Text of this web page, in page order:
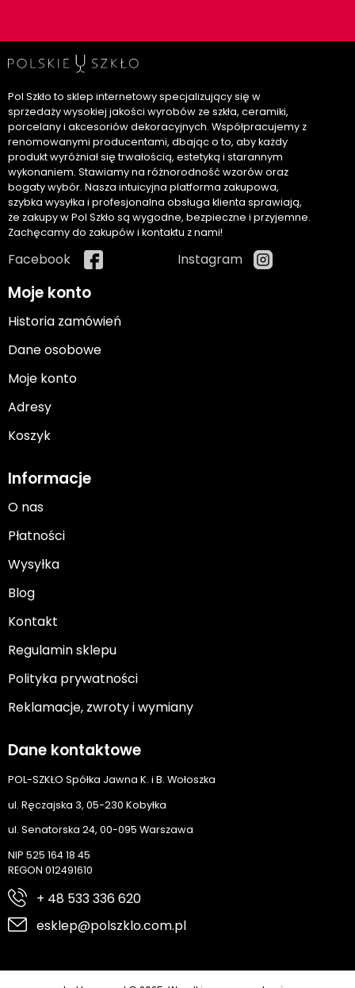
Pol Szkło to sklep internetowy specjalizujący się w
sprzedaży wysokiej jakości wyrobów ze szkła, ceramiki,
porcelany i akcesoriów dekoracyjnych. Współpracujemy z
renomowanymi producentami, dbając o to, aby każdy
produkt wyróżniał się trwałością, estetyką i starannym
wykonaniem. Stawiamy na różnorodność wzorów oraz
bogaty wybór. Nasza intuicyjna platforma zakupowa,
szybka wysyłka i profesjonalna obsługa klienta sprawiają,
że zakupy w Pol Szkło są wygodne, bezpieczne i przyjemne.
Zachęcamy do zakupów i kontaktu z nami!
Facebook Instagram
Moje konto
Historia zamówień
Dane osobowe
Moje konto
Adresy
Koszyk
Informacje
O nas
Płatności
Wysyłka
Blog
Kontakt
Regulamin sklepu
Polityka prywatności
Reklamacje, zwroty i wymiany
Dane kontaktowe
POL-SZKŁO Spółka Jawna K. i B. Wołoszka
ul. Ręczajska 3, 05-230 Kobyłka
ul. Senatorska 24, 00-095 Warszawa
NIP 525 164 18 45
REGON 012491610
+ 48 533 336 620
esklep@polszklo.com.pl